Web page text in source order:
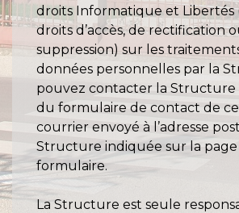
droits Informatique et Libertés
droits d’accès, de rectification
suppression) sur les
données personnelles par la
pouvez contacter la Structure
du formulaire de contact de
courrier envoyé à l’adresse
Structure indiquée sur la page
formulaire.
La Structure est seule